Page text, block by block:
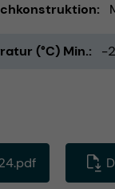
(°C) Min. -